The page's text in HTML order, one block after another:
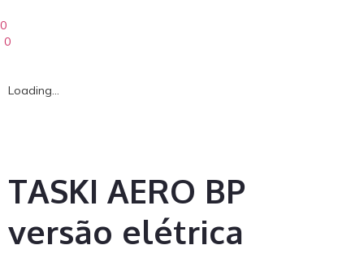
0
0
Loading...
TASKI AERO BP
versão elétrica